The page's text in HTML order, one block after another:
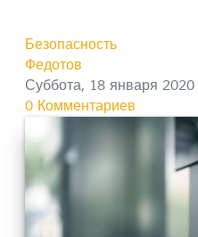
Безопасность
Федотов
Суббота, 18 января 2020
0 Комментариев